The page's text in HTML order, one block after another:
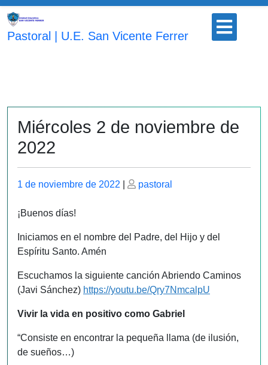
Saltar
contenido
Pastoral | U.E. San Vicente Ferrer
Botón
abrir
Miércoles 2 de noviembre de
2022
Publicado
1 de noviembre de 2022
Publicado
pastoral
¡Buenos días!
Iniciamos en el nombre del Padre, del Hijo y del
Espíritu Santo. Amén
Escuchamos la siguiente canción Abriendo Caminos
(Javi Sánchez) https://youtu.be/Qry7NmcalpU
Vivir la vida en positivo como Gabriel
“Consiste en encontrar la pequeña llama (de ilusión,
de sueños…)